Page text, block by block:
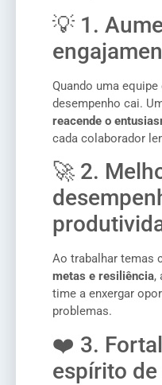
💡 1.
Quando uma
desempenho cai.
reacende o
cada colaborador
🚀 2.
Ao trabalhar temas
metas e resiliência,
time a enxergar
problemas.
❤️ 3.
espírito